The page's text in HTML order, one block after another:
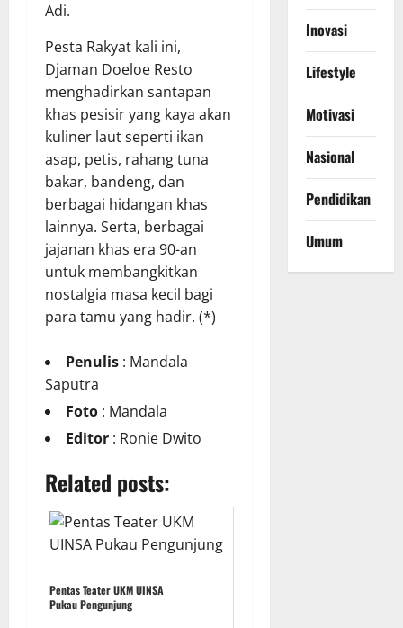
Adi.
Pesta Rakyat kali ini,
Djaman Doeloe Resto
menghadirkan santapan
khas pesisir yang kaya akan
kuliner laut seperti ikan
asap, petis, rahang tuna
bakar, bandeng, dan
berbagai hidangan khas
lainnya. Serta, berbagai
jajanan khas era 90-an
untuk membangkitkan
nostalgia masa kecil bagi
para tamu yang hadir. (*)
Penulis : Mandala
Saputra
Foto : Mandala
Editor : Ronie Dwito
Related posts:
Pentas Teater UKM UINSA
Pukau Pengunjung
Inovasi
Lifestyle
Motivasi
Nasional
Pendidikan
Umum